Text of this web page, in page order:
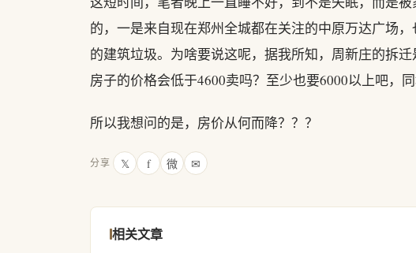
的，一是来自现在郑州全城都在关注的中原万达广场
的建筑垃圾。为啥要说这呢，据我所知，周新庄的拆
房子的价格会低于4600卖吗？至少也要6000以上吧，
所以我想问的是，房价从何而降？？？
分享 𝕏 f 微 ✉
相关文章